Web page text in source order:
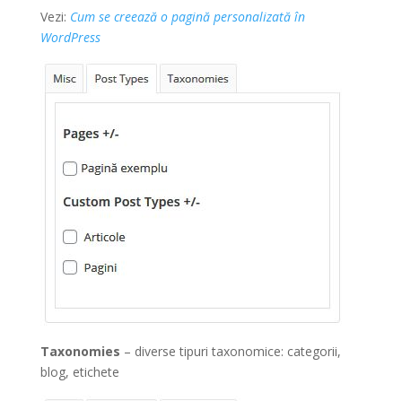
Vezi: Cum se creează o pagină personalizată în
WordPress
Taxonomies – diverse tipuri taxonomice: categorii,
blog, etichete